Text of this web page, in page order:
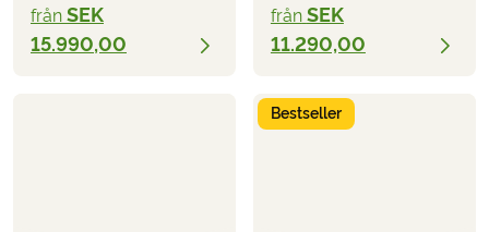
från SEK
15.990,00
från SEK
11.290,00
Bestseller